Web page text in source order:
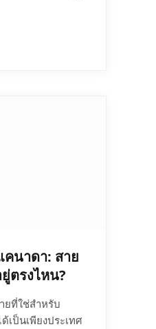
คนาดา: สาย
ตรงไหน?
ยที่ใช่สำหรับ
เป็นเพียงประเทศ